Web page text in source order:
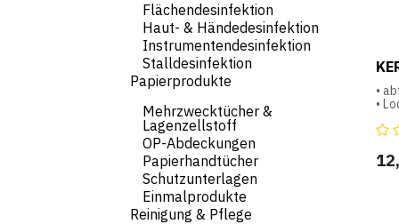
Flächendesinfektion
Haut- & Händedesinfektion
Instrumentendesinfektion
Stalldesinfektion
Papierprodukte
Mehrzwecktücher &
Lagenzellstoff
OP-Abdeckungen
Papierhandtücher
Schutzunterlagen
Einmalprodukte
Reinigung & Pflege
•
•
•